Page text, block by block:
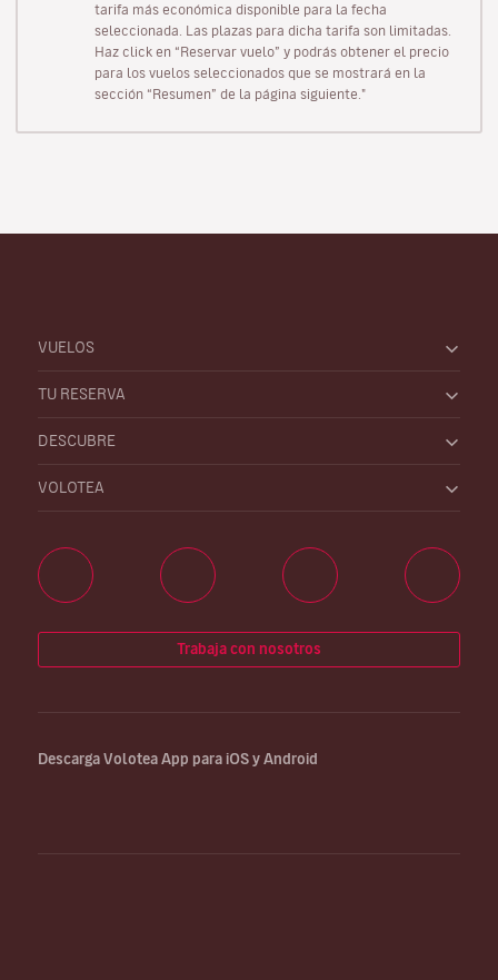
tarifa más económica disponible para la fecha
seleccionada. Las plazas para dicha tarifa son limitadas.
Haz click en “Reservar vuelo” y podrás obtener el precio
para los vuelos seleccionados que se mostrará en la
sección “Resumen” de la página siguiente."
VUELOS
TU RESERVA
DESCUBRE
VOLOTEA
Trabaja con nosotros
Descarga Volotea App para iOS y Android